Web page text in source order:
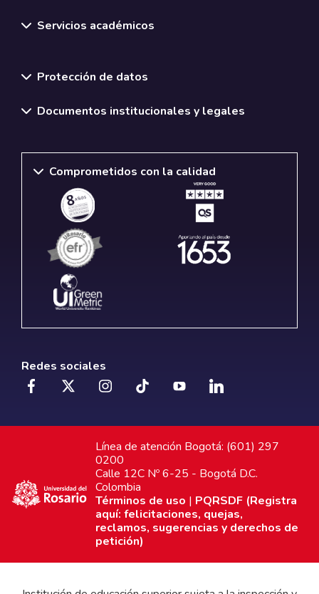
Servicios académicos
Protección de datos
Documentos institucionales y legales
Comprometidos con la calidad
Redes sociales
Línea de atención Bogotá: (601) 297
0200
Calle 12C Nº 6-25 - Bogotá D.C.
Colombia
Términos de uso | PQRSDF (Registra
aquí: felicitaciones, quejas,
reclamos, sugerencias y derechos de
petición)